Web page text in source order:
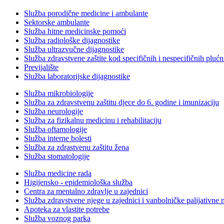
Služba porodične medicine i ambulante
Sektorske ambulante
Služba hitne medicinske pomoći
Služba radiološke dijagnostike
Služba ultrazvučne dijagnostike
Služba zdravstvene zaštite kod specifičnih i nespecifičnih
Previjalište
Služba laboratorijske dijagnostike
Služba mikrobiologije
Služba za zdravstvenu zaštitu djece do 6. godine i imunizaciju
Služba neurologije
Služba za fizikalnu medicinu i rehabilitaciju
Služba oftamologije
Služba interne bolesti
Služba za zdrastvenu zaštitu žena
Služba stomatologije
Služba medicine rada
Higijensko - epidemiološka služba
Centra za mentalno zdravlje u zajednici
Služba zdravstvene njege u zajednici i vanbolničke palijativne
Apoteka za vlastite potrebe
Služba voznog parka